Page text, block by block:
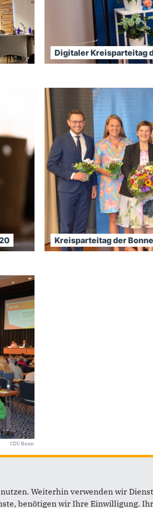
Digitaler Kreisparteitag
Kreisparteitag der
CDU Bonn
Im Web
Weiterhin verwenden wir
benötigen wir Ihre Einwilligung.